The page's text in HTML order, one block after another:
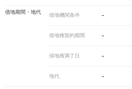
借地期間・地代
借地機関条件 -
借地権契約期間 -
借地権満了日 -
地代 -